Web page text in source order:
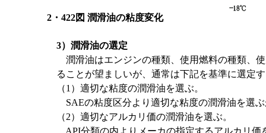
2・422図 潤滑油の粘度変化
3）潤滑油の選定
潤滑油はエンジンの種類、使用燃料の種類、
ることが望ましいが、通常は下記を基準に選定
（1）適切な粘度の潤滑油を選ぶ。
SAEの粘度区分より適切な粘度の潤滑油を選
（2）適切なアルカリ価の潤滑油を選ぶ。